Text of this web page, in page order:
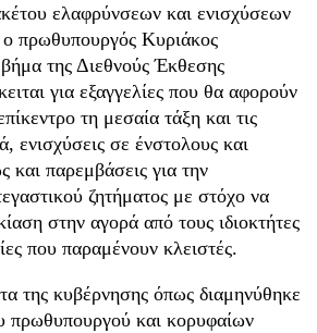
ελαφρύνσεων και ενισχύσεων
πρωθυπουργός Κυριάκος
της Διεθνούς Έκθεσης
για εξαγγελίες που θα αφορούν
τη μεσαία τάξη και τις
ενισχύσεις σε ένστολους και
και παρεμβάσεις για την
ζητήματος με στόχο να
στην αγορά από τους ιδιοκτήτες
που παραμένουν κλειστές.
της κυβέρνησης όπως διαμηνύθηκε
πρωθυπουργού και κορυφαίων